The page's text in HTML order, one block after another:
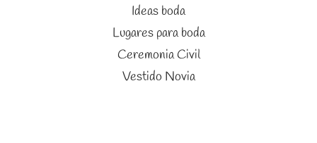
Ideas boda
Lugares para boda
Ceremonia Civil
Vestido Novia